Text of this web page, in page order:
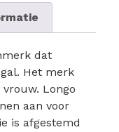
dat
Het merk
Longo
aan voor
is afgestemd